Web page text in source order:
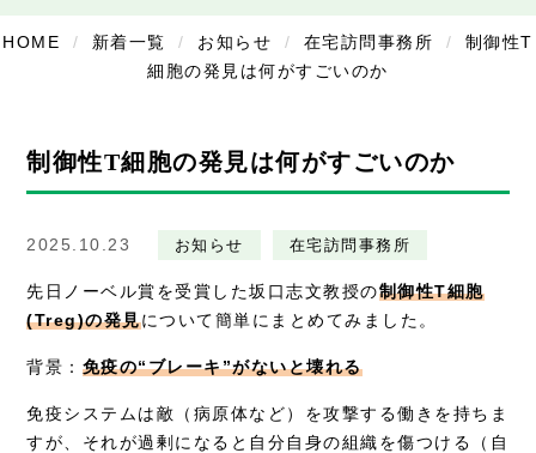
美容鍼・コルギ
症例別施術
HOME 新着一覧 お知らせ 在宅訪問事務所
制御性T
細胞の発見は何がすごいのか
制御性T細胞の発見は何がすごいのか
2025.10.23 お知らせ 在宅訪問事務所
先日ノーベル賞を受賞した坂口志文教授の制御性T細胞
(Treg)の発見について簡単にまとめてみました。
背景： 免疫の“ブレーキ”がないと壊れる
免疫システムは敵（病原体など）を攻撃する働きを持ちま
すが、それが過剰になると自分自身の組織を傷つける（自